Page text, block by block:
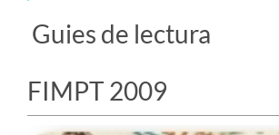
Guies de lectura
FIMPT 2009